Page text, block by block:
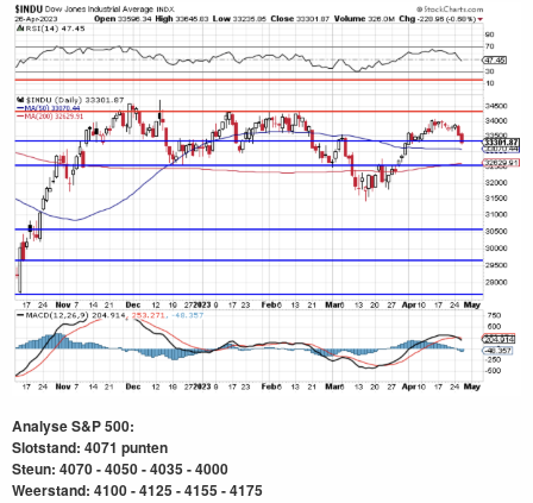
Analyse S&P 500:
Slotstand: 4071 punten
Steun: 4070 - 4050 - 4035 - 4000
Weerstand: 4100 - 4125 - 4155 - 4175